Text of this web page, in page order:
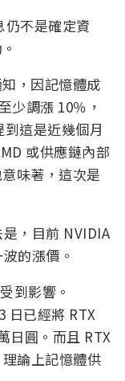
仍不是確定資
，因記憶體成
少調漲 10％，
這是近幾個月
或供應鏈內部
味著，這次是
，目前 NVIDIA
的漲價。
到影響。
日已經將 RTX
日圓。而且 RTX
論上記憶體供